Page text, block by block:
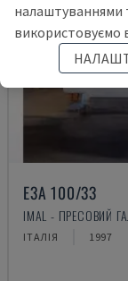
E3A 100/33
IMAL - ПРЕСОВИЙ
ІТАЛІЯ 1997
налаштуваннями
використовуємо